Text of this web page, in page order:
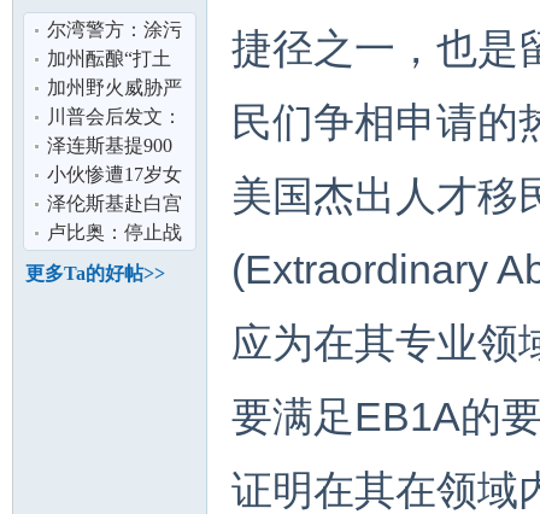
尔湾警方：涂污
13辆特斯拉男子
落网
加州酝酿“打土
豪” 资产5%“充
公” 硅谷巨
加州野火威胁严
峻 消防局吁民众
制定疏散计
川普会后发文：
正安排普泽会面
泽连斯基：
泽连斯基提900
亿美元军购 换美
安全保障
小伙惨遭17岁女
友10万卖到缅甸
家属：典型
泽伦斯基赴白宫
会川普 称寻求以
外交结束俄
卢比奥：停止战
争需俄乌双方都
做出让步
更多Ta的好帖>>
捷径之一，也是
民们争相申请的
美国杰出人才移
(Extraordinary
应为在其专业领
要满足EB1A的
证明在其在领域